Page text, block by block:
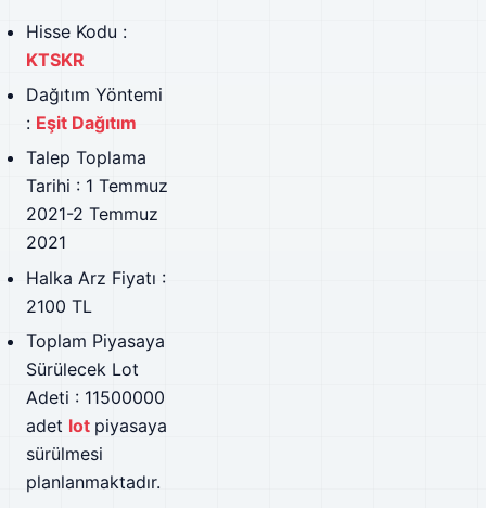
Hisse Kodu :
KTSKR
Dağıtım Yöntemi
: Eşit Dağıtım
Talep Toplama
Tarihi : 1 Temmuz
2021-2 Temmuz
2021
Halka Arz Fiyatı :
2100 TL
Toplam Piyasaya
Sürülecek Lot
Adeti : 11500000
adet lot piyasaya
sürülmesi
planlanmaktadır.